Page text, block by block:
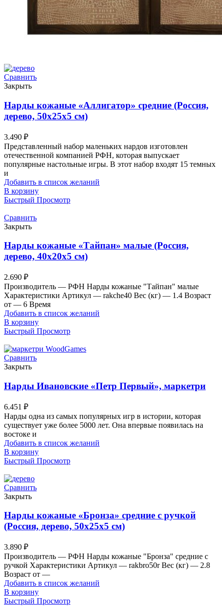
Сравнить
Закрыть
Нарды кожаные «Аллигатор» средние (Россия,
дерево, 50х25х5 см)
3.490 ₽
Представленный набор маленьких нардов изготовлен
отечественной компанией РФН, которая выпускает
популярные настольные игры. В этот набор входят 15 темных
и
Добавить в список желаний
В корзину
Быстрый Просмотр
Сравнить
Закрыть
Нарды кожаные «Тайпан» малые (Россия,
дерево, 40х20х5 см)
2.690 ₽
Производитель — РФН Нарды кожаные "Тайпан" малые
Характеристики Артикул — rakche40 Вес (кг) — 1.4 Возраст
от — 6 Время
Добавить в список желаний
В корзину
Быстрый Просмотр
Сравнить
Закрыть
Нарды Ивановские «Петр Первый», маркетри
6.451 ₽
Нарды одна из самых популярных игр в истории, которая
существует уже более 5000 лет. Она впервые появилась на
востоке и
Добавить в список желаний
В корзину
Быстрый Просмотр
Сравнить
Закрыть
Нарды кожаные «Бронза» средние с ручкой
(Россия, дерево, 50х25х5 см)
3.890 ₽
Производитель — РФН Нарды кожаные "Бронза" средние с
ручкой Характеристики Артикул — rakbro50r Вес (кг) — 2.8
Возраст от —
Добавить в список желаний
В корзину
Быстрый Просмотр